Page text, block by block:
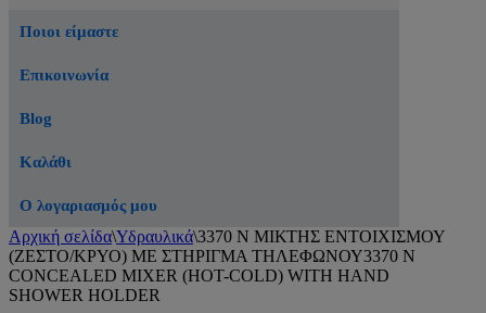
Ποιοι είμαστε
Επικοινωνία
Blog
Καλάθι
Ο λογαριασμός μου
Αρχική σελίδα\Υδραυλικά\3370 N ΜΙΚΤΗΣ ΕΝΤΟΙΧΙΣΜΟΥ
(ΖΕΣΤΟ/ΚΡΥΟ) ΜΕ ΣΤΗΡΙΓΜΑ ΤΗΛΕΦΩΝΟΥ3370 N
CONCEALED MIXER (HOT-COLD) WITH HAND
SHOWER HOLDER